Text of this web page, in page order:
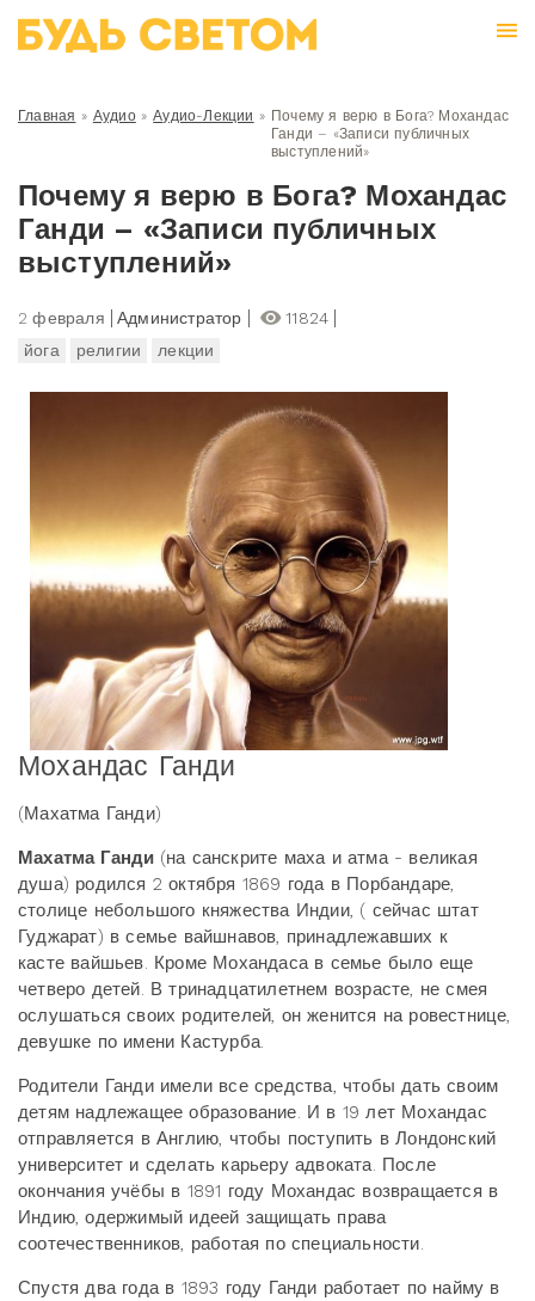
Главная » Аудио» Аудио-Лекции » Почему я верю в Бога? Мохандас
Ганди – «Записи публичных
выступлений»
Почему я верю в Бога? Мохандас
Ганди – «Записи публичных
выступлений»
2 февраля Администратор
11824
йога
религии лекции
Мохандас Ганди
(Махатма Ганди)
Махатма Ганди (на санскрите маха и атма - великая
душа) родился 2 октября 1869 года в Порбандаре,
столице небольшого княжества Индии, ( сейчас штат
Гуджарат) в семье вайшнавов, принадлежавших к
касте вайшьев. Кроме Мохандаса в семье было еще
четверо детей. В тринадцатилетнем возрасте, не смея
ослушаться своих родителей, он женится на ровестнице,
девушке по имени Кастурба.
Родители Ганди имели все средства, чтобы дать своим
детям надлежащее образование. И в 19 лет Мохандас
отправляется в Англию, чтобы поступить в Лондонский
университет и сделать карьеру адвоката. После
окончания учёбы в 1891 году Мохандас возвращается в
Индию, одержимый идеей защищать права
соотечественников, работая по специальности.
Спустя два года в 1893 году Ганди работает по найму в